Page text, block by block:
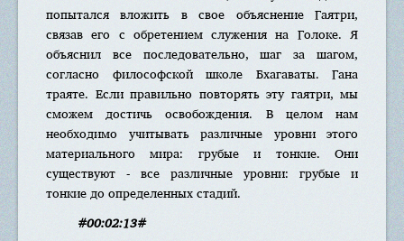
попытался вложить в свое объяснение Гаятри,
связав его с обретением служения на Голоке. Я
объяснил все последовательно, шаг за шагом,
согласно философской школе Бхагаваты. Гана
траяте. Если правильно повторять эту гаятри, мы
сможем достичь освобождения. В целом нам
необходимо учитывать различные уровни этого
материального мира: грубые и тонкие. Они
существуют - все различные уровни: грубые и
тонкие до определенных стадий.
#00:02:13#